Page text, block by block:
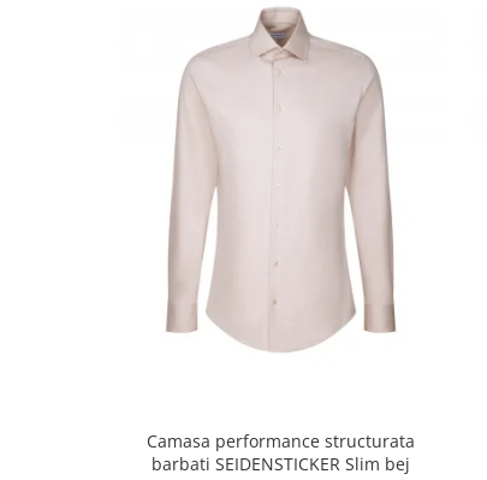
Camasa performance structurata
barbati SEIDENSTICKER Slim bej